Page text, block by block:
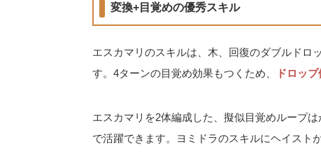
変換+目覚めの優秀スキル
エスカマリのスキルは、木、回復のダブルドロ
す。4ターンの目覚め効果もつくため、
ドロッ
エスカマリを2体編成した、擬似目覚めループ
で活躍できます。ヨミドラのスキルにヘイスト